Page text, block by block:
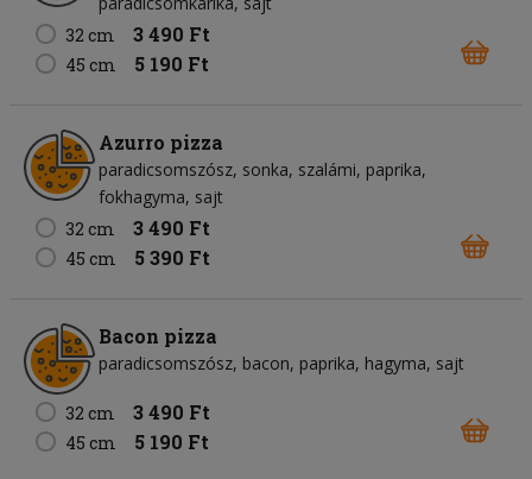
32 cm
3 490 Ft
45 cm 5 190 Ft
Azurro pizza
paradicsomszósz sonka szalámi paprika
fokhagyma sajt
32 cm
3 490 Ft
45 cm 5 390 Ft
Bacon pizza
paradicsomszósz bacon paprika hagyma sajt
32 cm 3 490 Ft
45 cm 5 190 Ft